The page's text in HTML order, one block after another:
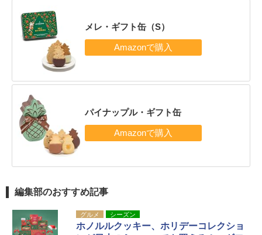
メレ・ギフト缶（S）
パイナップル・ギフト缶
編集部のおすすめ記事
グルメ シーズン
ホノルルクッキー、ホリデーコレクショ